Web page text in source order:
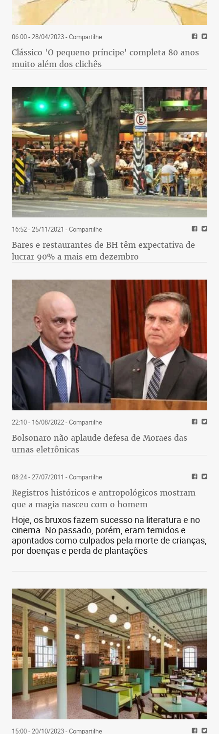
06:00 - 28/04/2023- Compartilhe
Clássico 'O pequeno príncipe' completa 80 anos
muito além dos clichês
16:52 - 25/11/2021 - Compartilhe
Bares e restaurantes de BH têm expectativa de
lucrar 90% a mais em dezembro
22:10 - 16/08/2022- Compartilhe
Bolsonaro não aplaude defesa de Moraes das
urnas eletrônicas
08:24 - 27/07/2011 - Compartilhe
Registros históricos e antropológicos mostram
que a magia nasceu com o homem
Hoje, os bruxos fazem sucesso na literatura e no
cinema. No passado, porém, eram temidos e
apontados como culpados pela morte de crianças,
por doenças e perda de plantações
15:00 - 20/10/2023- Compartilhe